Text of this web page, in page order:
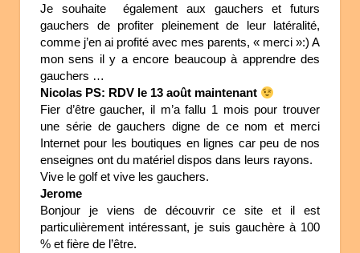
Je souhaite également aux gauchers et futurs
gauchers de profiter pleinement de leur latéralité,
comme j’en ai profité avec mes parents, « merci »:) A
mon sens il y a encore beaucoup à apprendre des
gauchers …
Nicolas PS: RDV le 13 août maintenant
Fier d’être gaucher, il m’a fallu 1 mois pour trouver
une série de gauchers digne de ce nom et merci
Internet pour les boutiques en lignes car peu de nos
enseignes ont du matériel dispos dans leurs rayons.
Vive le golf et vive les gauchers.
Jerome
Bonjour je viens de découvrir ce site et il est
particulièrement intéressant, je suis gauchère à 100
% et fière de l’être.